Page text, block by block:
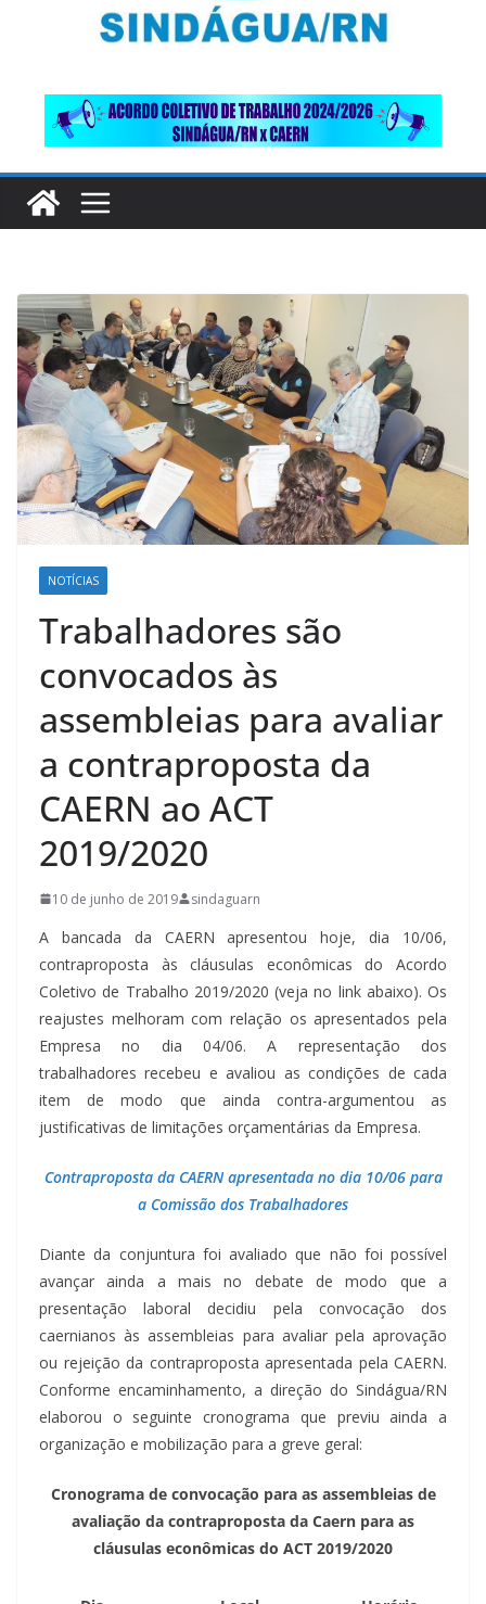
NOTÍCIAS
Trabalhadores são
convocados às
assembleias para avaliar
a contraproposta da
CAERN ao ACT
2019/2020
10 de junho de 2019 sindaguarn
A bancada da CAERN apresentou hoje, dia 10/06,
contraproposta às cláusulas econômicas do Acordo
Coletivo de Trabalho 2019/2020 (veja no link abaixo). Os
reajustes melhoram com relação os apresentados pela
Empresa no dia 04/06. A representação dos
trabalhadores recebeu e avaliou as condições de cada
item de modo que ainda contra-argumentou as
justificativas de limitações orçamentárias da Empresa.
Contraproposta da CAERN apresentada no dia 10/06 para
a Comissão dos Trabalhadores
Diante da conjuntura foi avaliado que não foi possível
avançar ainda a mais no debate de modo que a
presentação laboral decidiu pela convocação dos
caernianos às assembleias para avaliar pela aprovação
ou rejeição da contraproposta apresentada pela CAERN.
Conforme encaminhamento, a direção do Sindágua/RN
elaborou o seguinte cronograma que previu ainda a
organização e mobilização para a greve geral:
Cronograma de convocação para as assembleias de
avaliação da contraproposta da Caern para as
cláusulas econômicas do ACT 2019/2020